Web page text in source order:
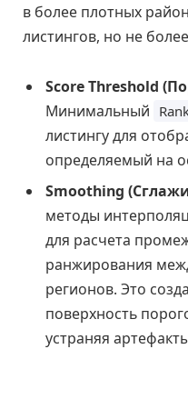
в более плотных
листингов, но не
Score Threshold
Минимальный
листингу для
определяемый на
Smoothing
методы
для расчета
ранжирования
регионов. Это
поверхность
устраняя